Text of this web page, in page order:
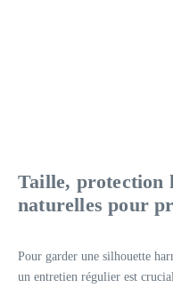
Taille, protection
naturelles pour
Pour garder une silhouette
un entretien régulier est